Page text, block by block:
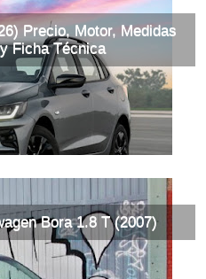
Precio, Motor, Medidas
Ficha Técnica
Bora 1.8 T (2007)